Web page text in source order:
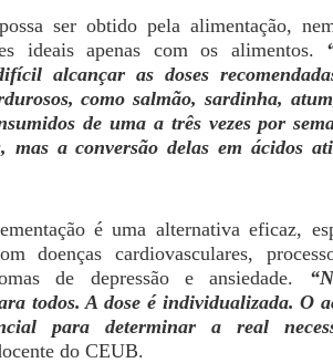
ser obtido pela alimentação,
ideais apenas com os alimentos.
alcançar as doses
como salmão, sardinha,
de uma a três vezes por
mas a conversão delas em ácidos
é uma alternativa eficaz,
doenças cardiovasculares,
de depressão e ansiedade.
todos. A dose é individualizada. O
para determinar a real
do CEUB.